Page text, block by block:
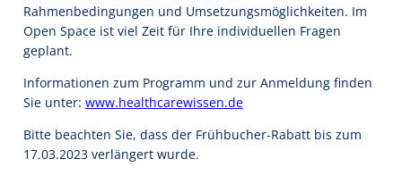
Rahmenbedingungen und Umsetzungsmöglichkeiten. Im
Open Space ist viel Zeit für Ihre individuellen Fragen
geplant.
Informationen zum Programm und zur Anmeldung finden
Sie unter: www.healthcarewissen.de
Bitte beachten Sie, dass der Frühbucher-Rabatt bis zum
17.03.2023 verlängert wurde.